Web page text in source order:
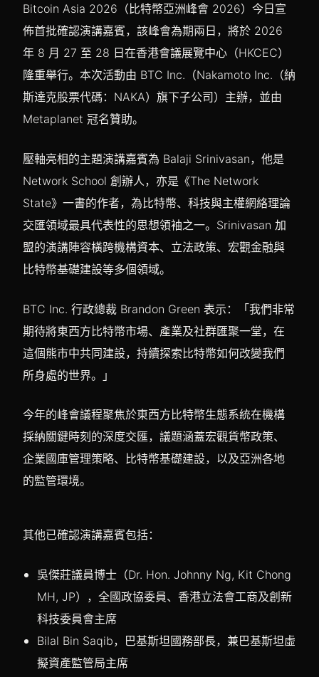
Bitcoin Asia 2026（比特幣亞洲峰會 2026）今日宣
佈首批確認演講嘉賓，該峰會為期兩日，將於 2026
年 8 月 27 至 28 日在香港會議展覽中心（HKCEC）
隆重舉行。本次活動由 BTC Inc.（Nakamoto Inc.（納
斯達克股票代碼：NAKA）旗下子公司）主辦，並由
Metaplanet 冠名贊助。
壓軸亮相的主題演講嘉賓為 Balaji Srinivasan，他是
Network School 創辦人，亦是《The Network
State》一書的作者，為比特幣、科技與主權網絡理論
交匯領域最具代表性的思想領袖之一。Srinivasan 加
盟的演講陣容橫跨機構資本、立法政策、宏觀金融與
比特幣基礎建設等多個領域。
BTC Inc. 行政總裁 Brandon Green 表示：「我們非常
期待將東西方比特幣市場、產業及社群匯聚一堂，在
這個熊市中共同建設，持續探索比特幣如何改變我們
所身處的世界。」
今年的峰會議程聚焦於東西方比特幣生態系統在機構
採納關鍵時刻的深度交匯，議題涵蓋宏觀貨幣政策、
企業國庫管理策略、比特幣基礎建設，以及亞洲各地
的監管環境。
其他已確認演講嘉賓包括：
吳傑莊議員博士（Dr. Hon. Johnny Ng, Kit Chong
MH, JP），全國政協委員、香港立法會工商及創新
科技委員會主席
Bilal Bin Saqib，巴基斯坦國務部長，兼巴基斯坦虛
擬資產監管局主席